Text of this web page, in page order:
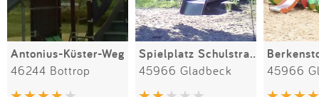
Antonius-Küster-Weg
46244 Bottrop
Spielplatz Schulstraße
45966 Gladbeck 45966